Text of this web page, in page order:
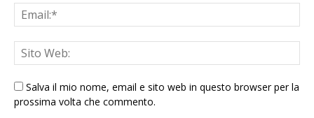
Salva il mio nome, email e sito web in questo browser per la
prossima volta che commento.